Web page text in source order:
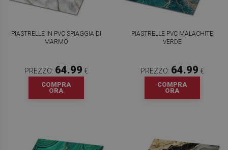
PIASTRELLE IN PVC SPIAGGIA DI
MARMO
PREZZO: 64.99 €
COMPRA
ORA
PIASTRELLE PVC MALACHITE
VERDE
PREZZO: 64.99 €
COMPRA
ORA